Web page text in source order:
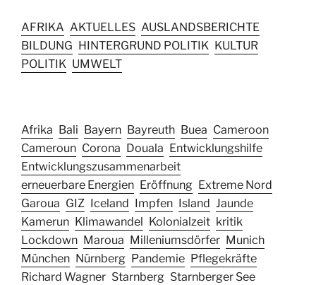
AFRIKA AKTUELLES AUSLANDSBERICHTE
BILDUNG HINTERGRUND POLITIK KULTUR
POLITIK UMWELT
Afrika Bali Bayern Bayreuth Buea Cameroon
Cameroun Corona Douala Entwicklungshilfe
Entwicklungszusammenarbeit
erneuerbare Energien Eröffnung Extreme Nord
Garoua GIZ Iceland Impfen Island Jaunde
Kamerun Klimawandel Kolonialzeit kritik
Lockdown Maroua Milleniumsdörfer Munich
München Nürnberg Pandemie Pflegekräfte
Richard Wagner Starnberg Starnberger See